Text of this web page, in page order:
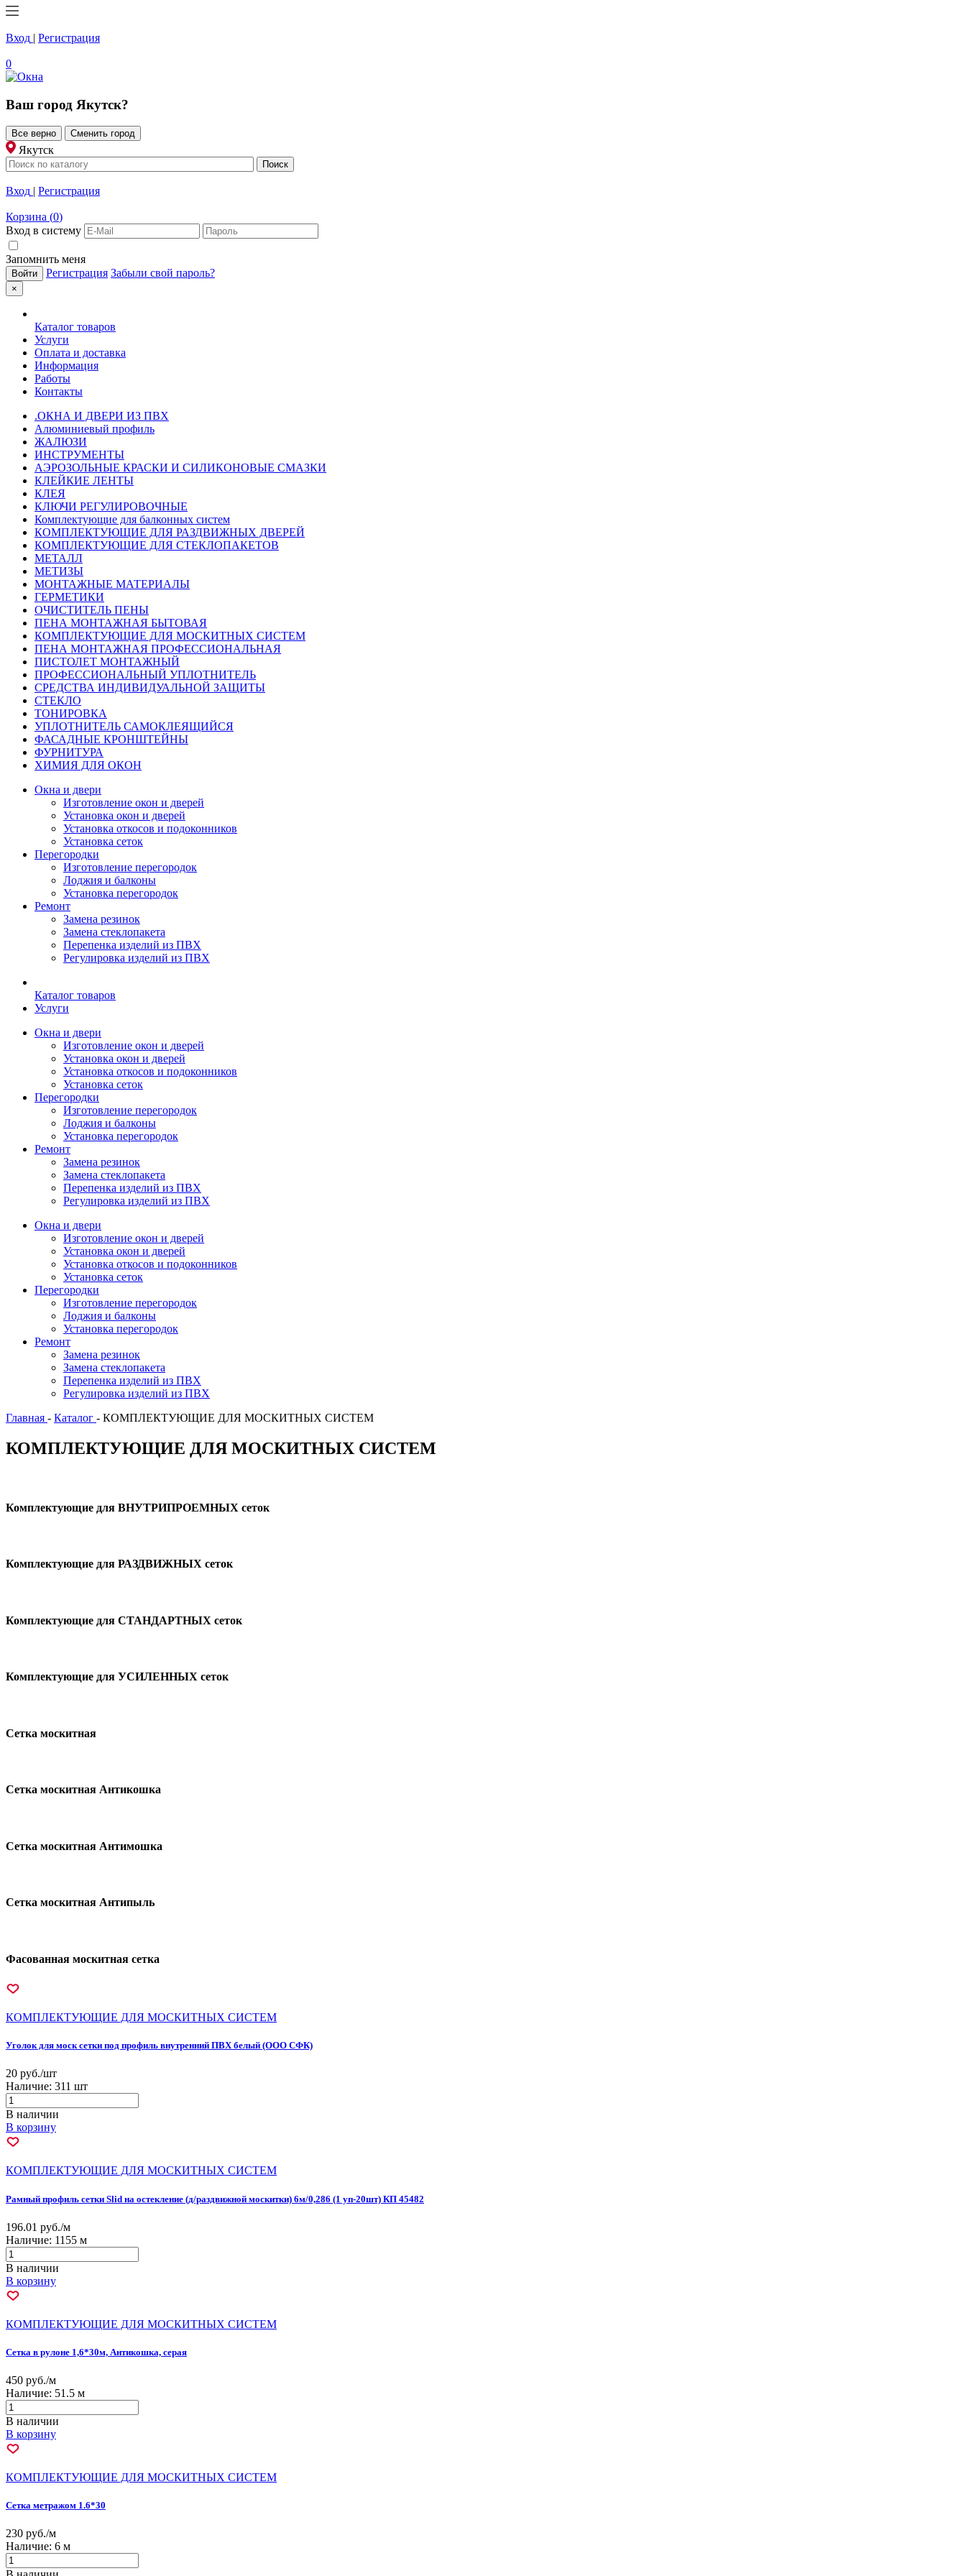
Вход | Регистрация
0
Ваш город Якутск?
Все верно Сменить город
Якутск
Вход | Регистрация
Корзина (0)
Вход в систему
Запомнить меня
Регистрация Забыли свой пароль?
×
Каталог товаров
Услуги
Оплата и доставка
Информация
Работы
Контакты
.ОКНА И ДВЕРИ ИЗ ПВХ
Алюминиевый профиль
ЖАЛЮЗИ
ИНСТРУМЕНТЫ
АЭРОЗОЛЬНЫЕ КРАСКИ И СИЛИКОНОВЫЕ СМАЗКИ
КЛЕЙКИЕ ЛЕНТЫ
КЛЕЯ
КЛЮЧИ РЕГУЛИРОВОЧНЫЕ
Комплектующие для балконных систем
КОМПЛЕКТУЮЩИЕ ДЛЯ РАЗДВИЖНЫХ ДВЕРЕЙ
КОМПЛЕКТУЮЩИЕ ДЛЯ СТЕКЛОПАКЕТОВ
МЕТАЛЛ
МЕТИЗЫ
МОНТАЖНЫЕ МАТЕРИАЛЫ
ГEPМЕТИКИ
ОЧИСТИТЕЛЬ ПЕНЫ
ПЕНА МОНТАЖНАЯ БЫТОВАЯ
КОМПЛЕКТУЮЩИЕ ДЛЯ МОСКИТНЫХ СИСТЕМ
ПЕНА МОНТАЖНАЯ ПРОФЕССИОНАЛЬНАЯ
ПИСТОЛЕТ МОНТАЖНЫЙ
ПРОФЕССИОНАЛЬНЫЙ УПЛОТНИТЕЛЬ
СРЕДСТВА ИНДИВИДУАЛЬНОЙ ЗАЩИТЫ
СТЕКЛО
ТОНИРОВКА
УПЛОТНИТЕЛЬ САМОКЛЕЯЩИЙСЯ
ФАСАДНЫЕ КРОНШТЕЙНЫ
ФУРНИТУРА
ХИМИЯ ДЛЯ ОКОН
Окна и двери
Изготовление окон и дверей
Установка окон и дверей
Установка откосов и подоконников
Установка сеток
Перегородки
Изготовление перегородок
Лоджия и балконы
Установка перегородок
Ремонт
Замена резинок
Замена стеклопакета
Перепенка изделий из ПВХ
Регулировка изделий из ПВХ
Каталог товаров
Услуги
Окна и двери
Изготовление окон и дверей
Установка окон и дверей
Установка откосов и подоконников
Установка сеток
Перегородки
Изготовление перегородок
Лоджия и балконы
Установка перегородок
Ремонт
Замена резинок
Замена стеклопакета
Перепенка изделий из ПВХ
Регулировка изделий из ПВХ
Окна и двери
Изготовление окон и дверей
Установка окон и дверей
Установка откосов и подоконников
Установка сеток
Перегородки
Изготовление перегородок
Лоджия и балконы
Установка перегородок
Ремонт
Замена резинок
Замена стеклопакета
Перепенка изделий из ПВХ
Регулировка изделий из ПВХ
Главная - Каталог - КОМПЛЕКТУЮЩИЕ ДЛЯ МОСКИТНЫХ СИСТЕМ
КОМПЛЕКТУЮЩИЕ ДЛЯ МОСКИТНЫХ СИСТЕМ
Комплектующие для ВНУТРИПРОЕМНЫХ сеток
Комплектующие для РАЗДВИЖНЫХ сеток
Комплектующие для СТАНДАРТНЫХ сеток
Комплектующие для УСИЛЕННЫХ сеток
Сетка москитная
Сетка москитная Антикошка
Сетка москитная Антимошка
Сетка москитная Антипыль
Фасованная москитная сетка
КОМПЛЕКТУЮЩИЕ ДЛЯ МОСКИТНЫХ СИСТЕМ
Уголок для моск сетки под профиль внутренний ПВХ белый (ООО СФК)
20 руб./шт
Наличие: 311 шт
В наличии
В корзину
КОМПЛЕКТУЮЩИЕ ДЛЯ МОСКИТНЫХ СИСТЕМ
Рамный профиль сетки Slid на остекление (д/раздвижной москитки) 6м/0,286 (1 уп-20шт) КП 45482
196.01 руб./м
Наличие: 1155 м
В наличии
В корзину
КОМПЛЕКТУЮЩИЕ ДЛЯ МОСКИТНЫХ СИСТЕМ
Сетка в рулоне 1,6*30м, Антикошка, серая
450 руб./м
Наличие: 51.5 м
В наличии
В корзину
КОМПЛЕКТУЮЩИЕ ДЛЯ МОСКИТНЫХ СИСТЕМ
Сетка метражом 1.6*30
230 руб./м
Наличие: 6 м